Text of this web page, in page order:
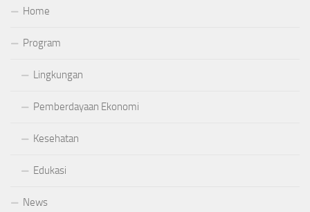
Home
Program
Lingkungan
Pemberdayaan Ekonomi
Kesehatan
Edukasi
News